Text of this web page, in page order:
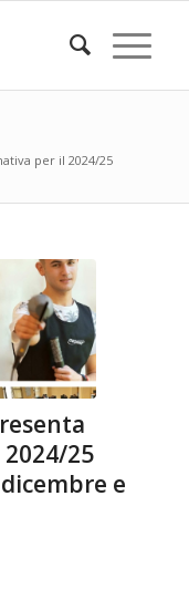
per il 2024/25
25
e